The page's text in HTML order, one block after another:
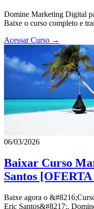
Domine Marketing Digital
Baixe o curso completo e
Acessar Curso →
06/03/2026
Baixar Curso
Santos
Baixe agora o
Eric Santos&#8217;.